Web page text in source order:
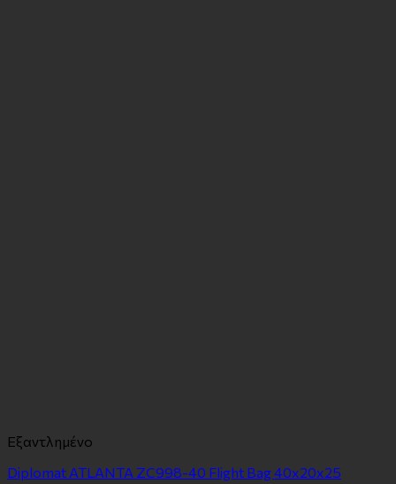
Εξαντλημένο
Diplomat ATLANTA ZC998-40 Flight Bag 40x20x25